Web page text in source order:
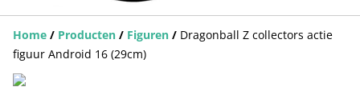
Home / Producten / Figuren / Dragonball Z collectors actie
figuur Android 16 (29cm)